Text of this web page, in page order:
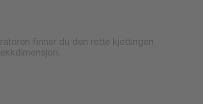
finner du den rette kjettingen